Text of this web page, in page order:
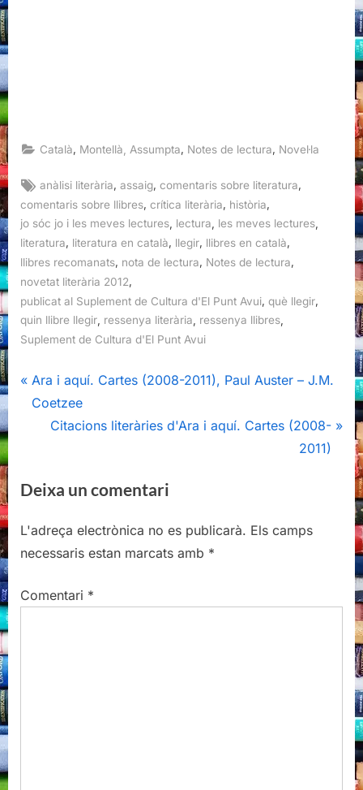
Català Montellà, Assumpta Notes de lectura Novel·la
Tags:
anàlisi literària ,assaig ,comentaris sobre literatura
comentaris sobre llibres crítica literària història
jo sóc jo i les meves lectures lectura les meves lectures
literatura, literatura en català, llegir, llibres en català,
llibres recomanats, nota de lectura, Notes de lectura,
novetat literària 2012
publicat al Suplement de Cultura d'El Punt Avui què llegir
quin llibre llegir ressenya literària ressenya llibres
Suplement de Cultura d'El Punt Avui
Navegació
d'entrades
P
r
o
s
P
s
Ara i aquí. Cartes (2008-2011), Paul Auster – J.M.
Coetzee
N
t
o
s
:
Citacions literàries d'Ara i aquí. Cartes (2008-
2011)
Deixa un comentari
L'adreça electrònica no es publicarà. Els camps
necessaris estan marcats amb *
Comentari *